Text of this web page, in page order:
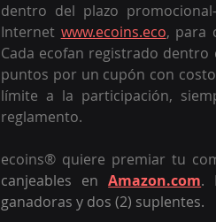
dentro del plazo
Internet www.ecoins.eco, para
Cada ecofan registrado
puntos por un cupón con
límite a la participación,
reglamento.
ecoins® quiere premiar tu
canjeables en Amazon.com.
ganadoras y dos (2) suplentes.